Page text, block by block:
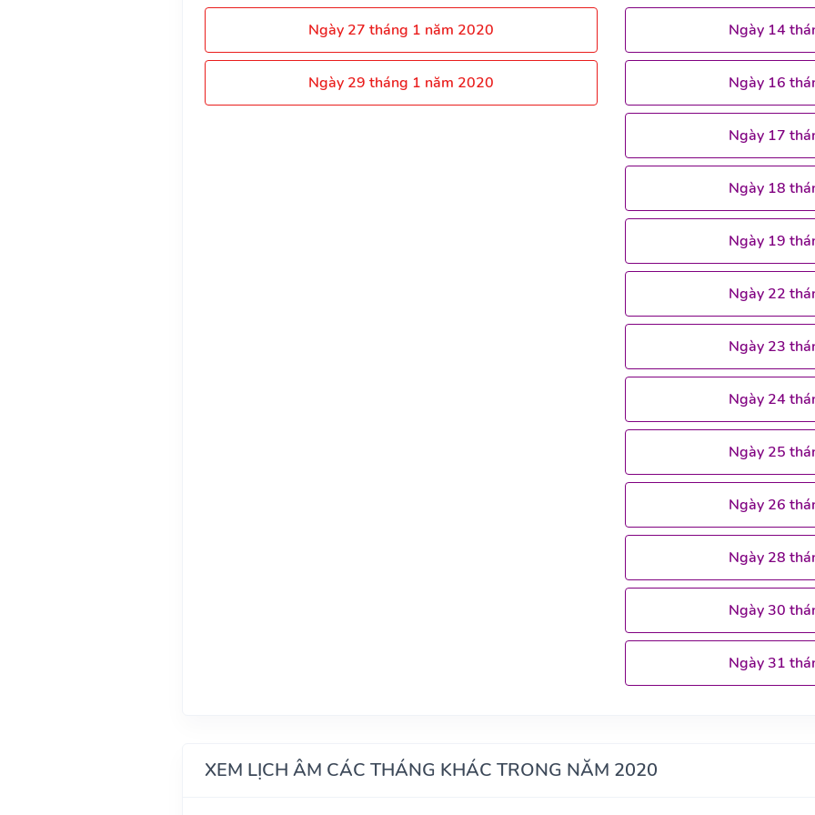
Ngày 27 tháng 1 năm 2020
Ngày 29 tháng 1 năm 2020
Ngày 14
Ngày 16
Ngày 17
Ngày 18
Ngày 19
Ngày 22
Ngày 23
Ngày 24
Ngày 25
Ngày 26
Ngày 28
Ngày 30
Ngày 31
XEM LỊCH ÂM CÁC THÁNG KHÁC TRONG NĂM 2020